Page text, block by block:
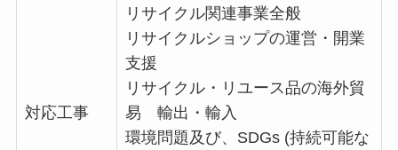
対応工事
リサイクル関連事業全般
リサイクルショップの運営・開業
支援
リサイクル・リユース品の海外貿
易 輸出・輸入
環境問題及び、SDGs (持続可能な